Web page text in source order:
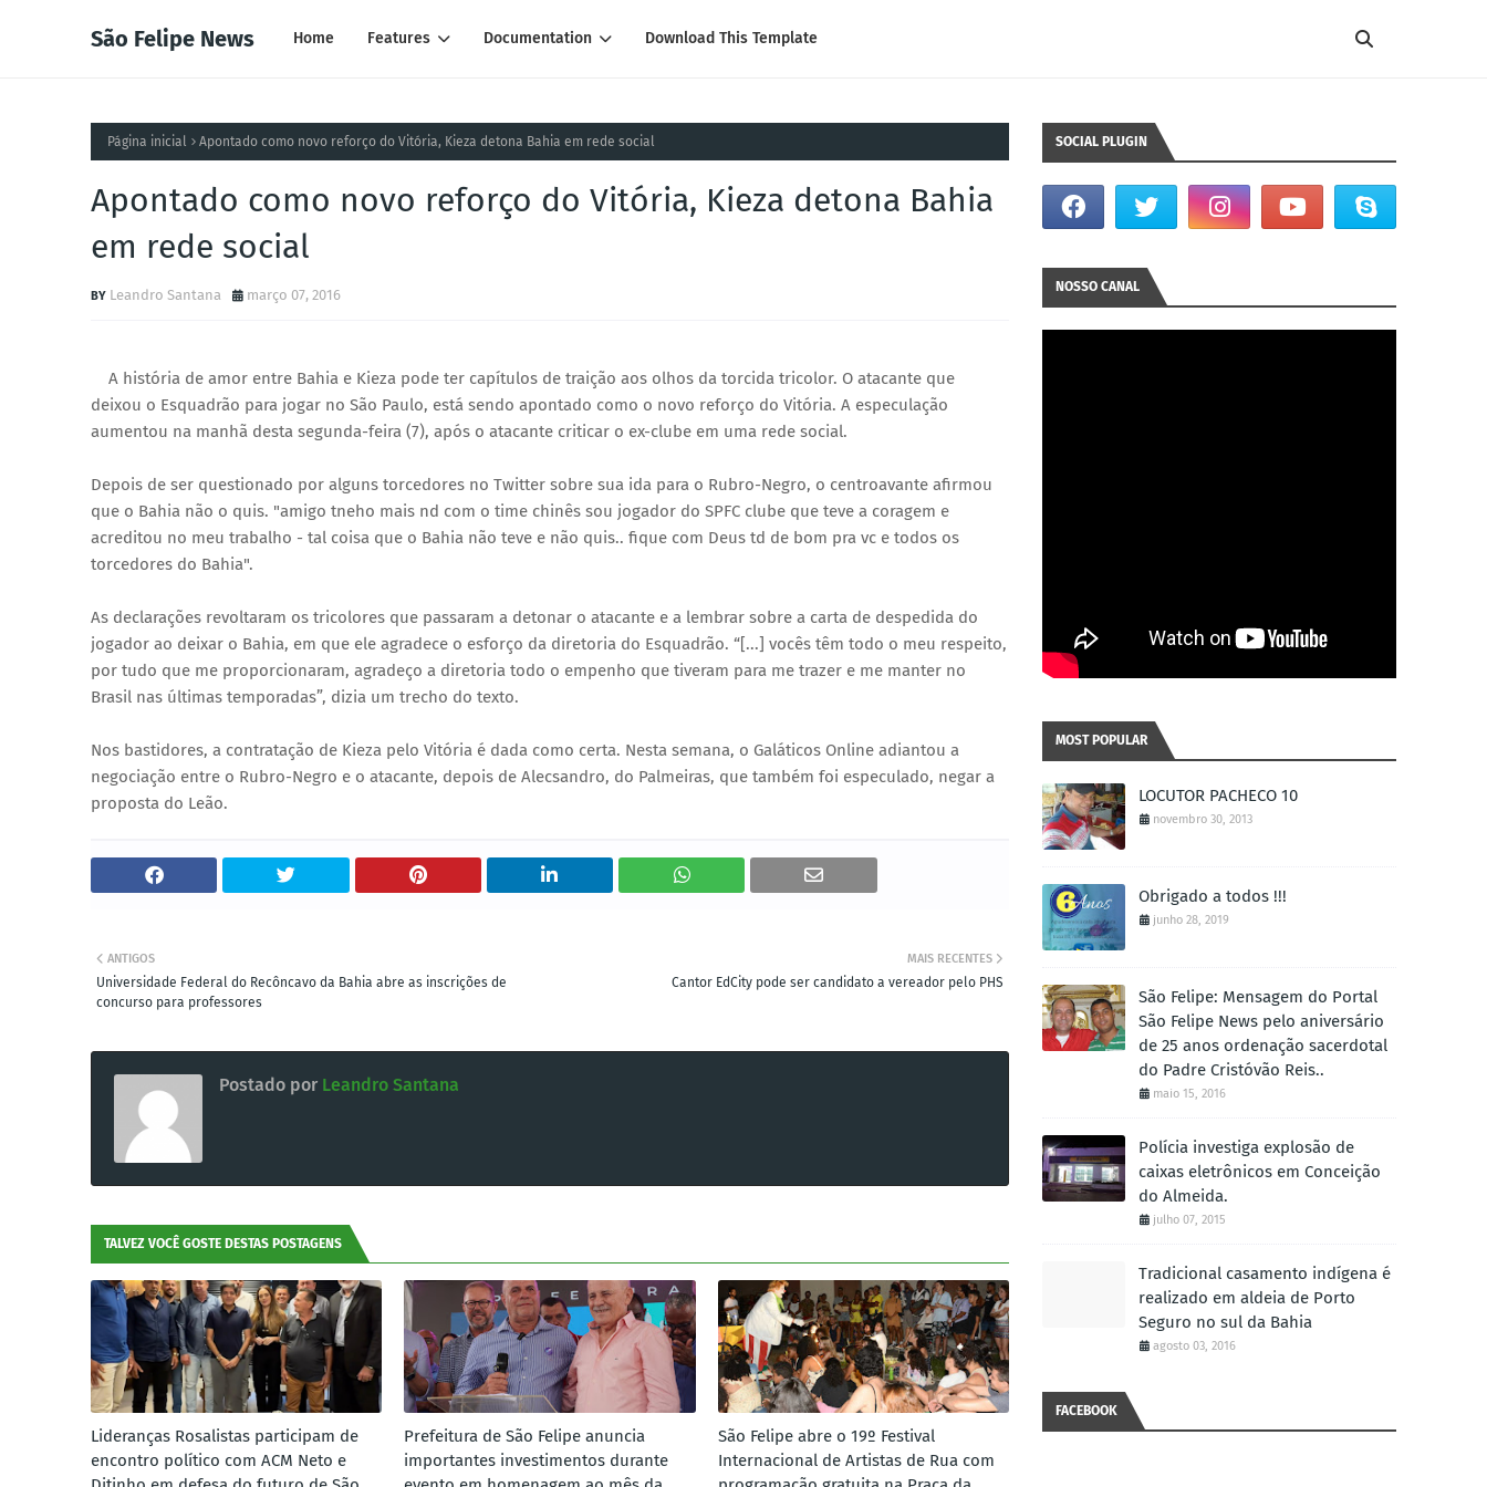
São Felipe News Home Features Documentation Download This Template
Página inicial Apontado como novo reforço do Vitória, Kieza detona Bahia em rede social
Apontado como novo reforço do Vitória, Kieza detona Bahia
em rede social
Leandro Santana março 07, 2016
A história de amor entre Bahia e Kieza pode ter capítulos de traição aos olhos da torcida tricolor. O atacante que
deixou o Esquadrão para jogar no São Paulo, está sendo apontado como o novo reforço do Vitória. A especulação
aumentou na manhã desta segunda-feira (7), após o atacante criticar o ex-clube em uma rede social.
Depois de ser questionado por alguns torcedores no Twitter sobre sua ida para o Rubro-Negro, o centroavante afirmou
que o Bahia não o quis. "amigo tneho mais nd com o time chinês sou jogador do SPFC clube que teve a coragem e
acreditou no meu trabalho - tal coisa que o Bahia não teve e não quis.. fique com Deus td de bom pra vc e todos os
torcedores do Bahia".
As declarações revoltaram os tricolores que passaram a detonar o atacante e a lembrar sobre a carta de despedida do
jogador ao deixar o Bahia, em que ele agradece o esforço da diretoria do Esquadrão. “[...] vocês têm todo o meu respeito,
por tudo que me proporcionaram, agradeço a diretoria todo o empenho que tiveram para me trazer e me manter no
Brasil nas últimas temporadas”, dizia um trecho do texto.
Nos bastidores, a contratação de Kieza pelo Vitória é dada como certa. Nesta semana, o Galáticos Online adiantou a
negociação entre o Rubro-Negro e o atacante, depois de Alecsandro, do Palmeiras, que também foi especulado, negar a
proposta do Leão.
MAIS RECENTES
Cantor EdCity pode ser candidato a vereador pelo PHS
ANTIGOS
Universidade Federal do Recôncavo da Bahia abre as inscrições de
concurso para professores
Postado por Leandro Santana
TALVEZ VOCÊ GOSTE DESTAS POSTAGENS
Lideranças Rosalistas participam de
encontro político com ACM Neto e
Prefeitura de São Felipe anuncia
importantes investimentos durante
São Felipe abre o 19º Festival
Internacional de Artistas de Rua com
SOCIAL PLUGIN
NOSSO CANAL
MOST POPULAR
LOCUTOR PACHECO 10
novembro 30, 2013
Obrigado a todos !!!
junho 28, 2019
São Felipe: Mensagem do Portal
São Felipe News pelo aniversário
de 25 anos ordenação sacerdotal
do Padre Cristóvão Reis..
maio 15, 2016
Polícia investiga explosão de
caixas eletrônicos em Conceição
do Almeida.
julho 07, 2015
Tradicional casamento indígena é
realizado em aldeia de Porto
Seguro no sul da Bahia
agosto 03, 2016
FACEBOOK